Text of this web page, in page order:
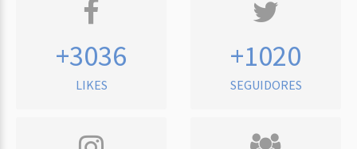
+3036
LIKES
+1020
SEGUIDORES